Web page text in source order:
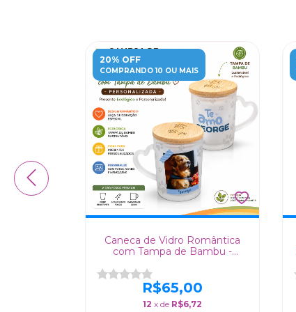
20% OFF
COMPRANDO 10 OU MAIS
Caneca de Vidro Romântica
com Tampa de Bambu -
Personalizado!
R$65,00
12 x de R$6,72